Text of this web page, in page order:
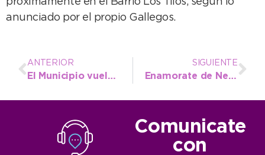
próximamente en el Barrio Los Tilos, según lo
anunciado por el propio Gallegos.
ANTERIOR
El Municipio vuelve a acercarse a los barrios con la Oficina Móvil
SIGUIENTE
Enamorate de Neco: Las promociones para los turistas que elijen nuestro distrito
Comunicate
con